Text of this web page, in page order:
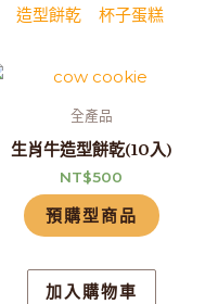
造型餅乾 杯子蛋糕
全產品
生肖牛造型餅乾(10入)
NT$500
預購型商品
加入購物車